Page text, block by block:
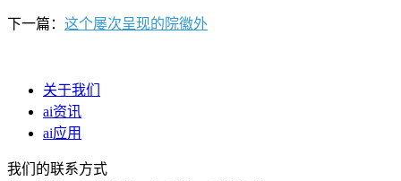
下一篇： 这个屡次呈现的院徽外
关于我们
ai资讯
ai应用
我们的联系方式